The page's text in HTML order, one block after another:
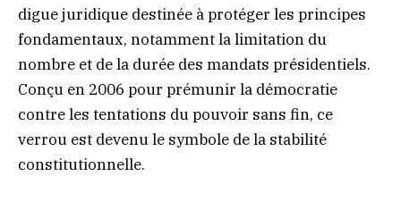
digue juridique destinée à protéger les principes
fondamentaux, notamment la limitation du
nombre et de la durée des mandats présidentiels.
Conçu en 2006 pour prémunir la démocratie
contre les tentations du pouvoir sans fin, ce
verrou est devenu le symbole de la stabilité
constitutionnelle.